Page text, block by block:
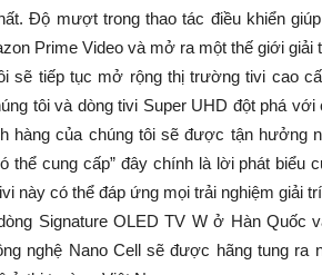
Độ mượt trong thao tác điều khiển
Prime Video và mở ra một thế giới giải
sẽ tiếp tục mở rộng thị trường tivi cao
tôi và dòng tivi Super UHD đột phá
hàng của chúng tôi sẽ được tận hưởng
thể cung cấp” đây chính là lời phát biểu
này có thể đáp ứng mọi trải nghiệm giải
Signature OLED TV W ở Hàn Quốc
nghệ Nano Cell sẽ được hãng tung ra